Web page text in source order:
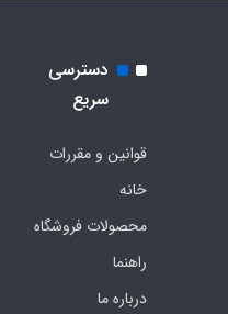
دسترسی
سریع
قوانین و مقررات
خانه
محصولات فروشگاه
راهنما
درباره ما